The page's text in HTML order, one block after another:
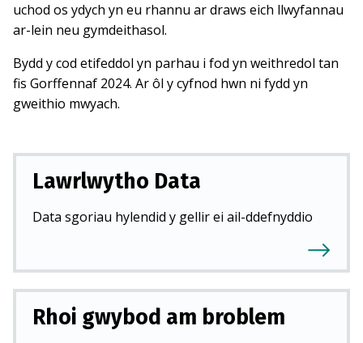
uchod os ydych yn eu rhannu ar draws eich llwyfannau
ar-lein neu gymdeithasol.
Bydd y cod etifeddol yn parhau i fod yn weithredol tan
fis Gorffennaf 2024. Ar ôl y cyfnod hwn ni fydd yn
gweithio mwyach.
Lawrlwytho Data
Data sgoriau hylendid y gellir ei ail-ddefnyddio
Rhoi gwybod am broblem